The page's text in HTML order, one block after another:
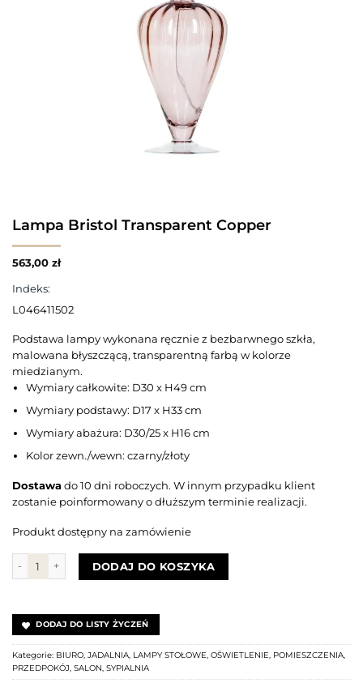
Lampa Bristol Transparent Copper
563,00 zł
Indeks:
L046411502
Podstawa lampy wykonana ręcznie z bezbarwnego szkła,
malowana błyszczącą, transparentną farbą w kolorze
miedzianym.
Wymiary całkowite: D30 x H49 cm
Wymiary podstawy: D17 x H33 cm
Wymiary abażura: D30/25 x H16 cm
Kolor zewn./wewn: czarny/złoty
Dostawado 10 dni roboczych. W innym przypadku klient
zostanie poinformowany o dłuższym terminie realizacji.
Produkt dostępny na zamówienie
ilość Lampa Bristol Transparent Copper
DODAJ DO KOSZYKA
DODAJ DO LISTY ŻYCZEŃ
Kategorie: BIURO JADALNIA LAMPY STOŁOWE OŚWIETLENIE POMIESZCZENIA
PRZEDPOKÓJ SALON SYPIALNIA